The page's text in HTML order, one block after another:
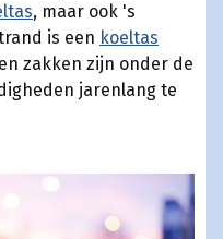
, maar ook 's
is een koeltas
zakken zijn onder de
jarenlang te